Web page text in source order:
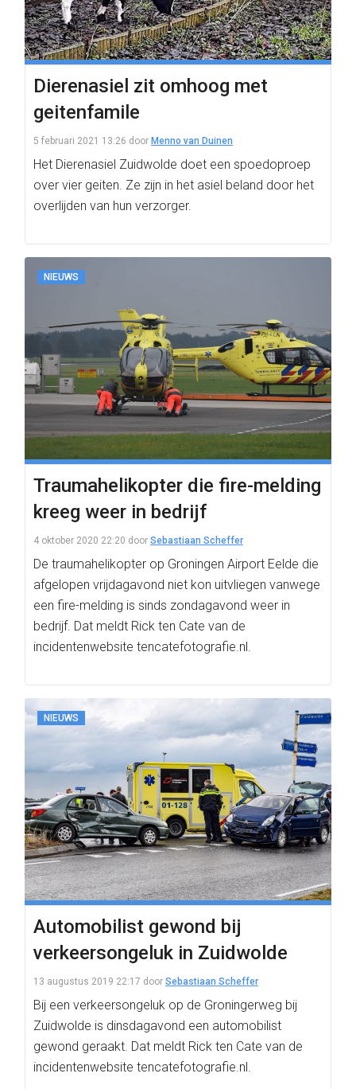
Dierenasiel zit omhoog met
geitenfamile
5 februari 2021 13:26 door Menno van Duinen
Het Dierenasiel Zuidwolde doet een spoedoproep
over vier geiten. Ze zijn in het asiel beland door het
overlijden van hun verzorger.
NIEUWS
Traumahelikopter die fire-melding
kreeg weer in bedrijf
4 oktober 2020 22:20 door Sebastiaan Scheffer
De traumahelikopter op Groningen Airport Eelde die
afgelopen vrijdagavond niet kon uitvliegen vanwege
een fire-melding is sinds zondagavond weer in
bedrijf. Dat meldt Rick ten Cate van de
incidentenwebsite tencatefotografie.nl.
NIEUWS
Automobilist gewond bij
verkeersongeluk in Zuidwolde
13 augustus 2019 22:17 door Sebastiaan Scheffer
Bij een verkeersongeluk op de Groningerweg bij
Zuidwolde is dinsdagavond een automobilist
gewond geraakt. Dat meldt Rick ten Cate van de
incidentenwebsite tencatefotografie.nl.